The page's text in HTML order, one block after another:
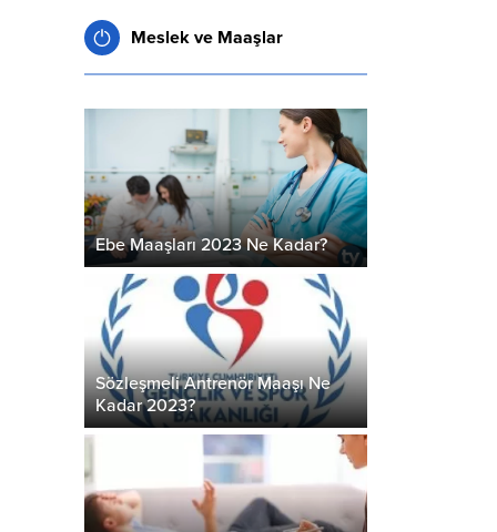
Meslek ve Maaşlar
Ebe Maaşları 2023 Ne Kadar?
Sözleşmeli Antrenör Maaşı Ne
Kadar 2023?